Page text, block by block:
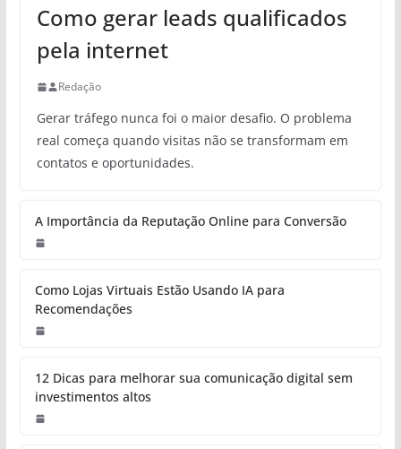
Como gerar leads qualificados
pela internet
Redação
Gerar tráfego nunca foi o maior desafio. O problema
real começa quando visitas não se transformam em
contatos e oportunidades.
A Importância da Reputação Online para Conversão
Como Lojas Virtuais Estão Usando IA para
Recomendações
12 Dicas para melhorar sua comunicação digital sem
investimentos altos